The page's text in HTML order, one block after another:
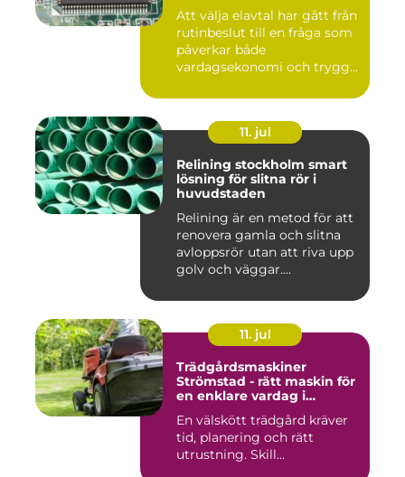
Att välja elavtal har gått från
rutinbeslut till en fråga som
påverkar både
vardagsekonomi och trygg...
11. jul
Relining stockholm smart
lösning för slitna rör i
huvudstaden
Relining är en metod för att
renovera gamla och slitna
avloppsrör utan att riva upp
golv och väggar....
11. jul
Trädgårdsmaskiner
Strömstad - rätt maskin för
en enklare vardag i
En välskött trädgård kräver
tid, planering och rätt
utrustning. Skill...